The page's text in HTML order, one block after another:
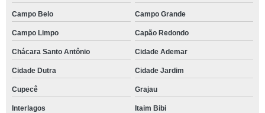
Campo Belo Campo Grande
Campo Limpo Capão Redondo
Chácara Santo Antônio Cidade Ademar
Cidade Dutra Cidade Jardim
Cupecê Grajau
Interlagos Itaim Bibi